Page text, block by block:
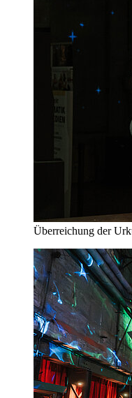
Überreichung der